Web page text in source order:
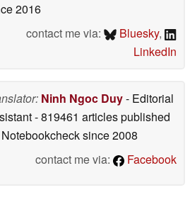
2016
contact me via:
Bluesky,
LinkedIn
Ninh Ngoc Duy- Editorial
- 819461 articles published
since 2008
contact me via:
Facebook